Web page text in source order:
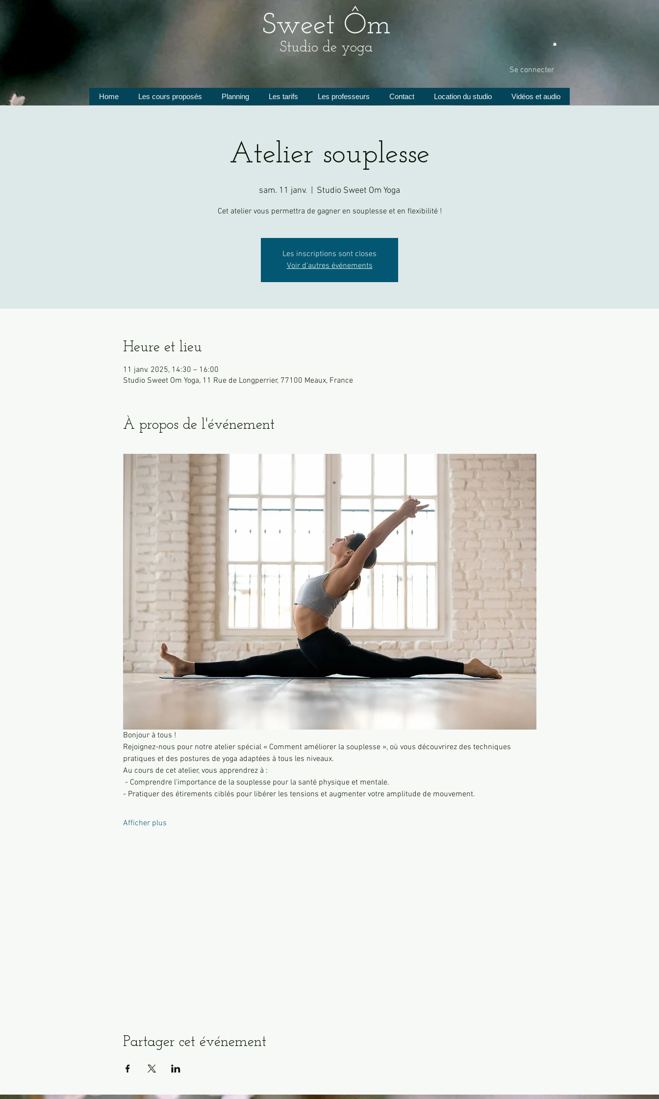
Sweet Ôm
Studio de yoga
Se connecter
Home Les cours proposés Planning Les tarifs Les professeurs Contact Location du studio Vidéos et audio
Atelier souplesse
sam. 11 janv.
  |
Studio Sweet Om Yoga
Les inscriptions sont closes
Voir d'autres événements
Heure et lieu
11 janv. 2025, 14:30 – 16:00
Studio Sweet Om Yoga, 11 Rue de Longperrier, 77100 Meaux, France
À propos de l'événement
Bonjour à tous !
Rejoignez-nous pour notre atelier spécial « Comment améliorer la souplesse », où vous découvrirez des techniques
pratiques et des postures de yoga adaptées à tous les niveaux.
Au cours de cet atelier, vous apprendrez à :
- Comprendre l'importance de la souplesse pour la santé physique et mentale.
- Pratiquer des étirements ciblés pour libérer les tensions et augmenter votre amplitude de mouvement.
Afficher plus
Partager cet événement